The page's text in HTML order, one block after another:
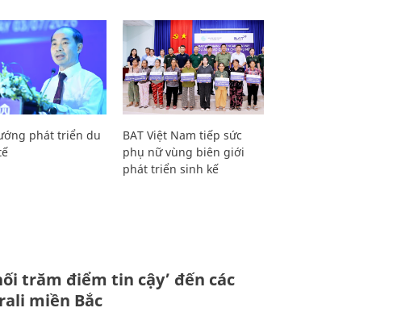
phát triển du
BAT Việt Nam tiếp sức
phụ nữ vùng biên giới
phát triển sinh kế
trăm điểm tin cậy’ đến các
miền Bắc